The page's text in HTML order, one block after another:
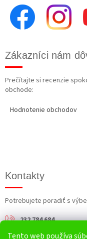
Tento web používa
Zákazníci nám
Prečítajte si recenzie
obchode:
Hodnotenie obchodov
Kontakty
Potrebujete poradiť s
232 784 684